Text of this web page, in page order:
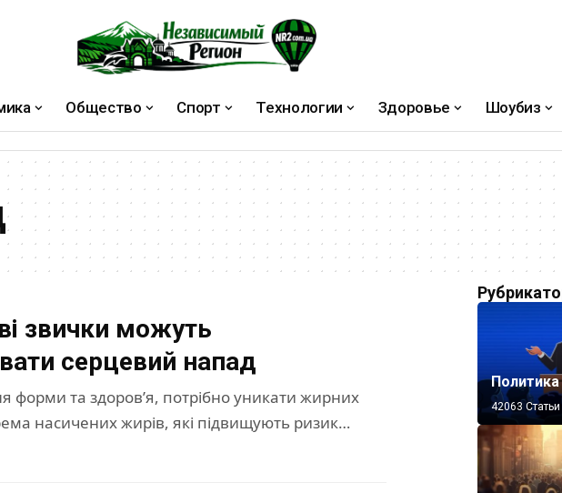
Общество Спорт Технологии Здоровье Шоубиз
звички можуть
серцевий напад
форми та здоров’я, потрібно уникати жирних
насичених жирів, які підвищують ризик…
Политика
42063 Статьи